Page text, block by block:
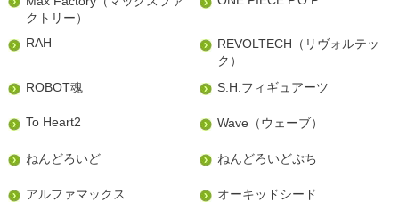
クトリー）
RAH
REVOLTECH（リヴォルテッ
ク）
ROBOT魂
S.H.フィギュアーツ
To Heart2 Wave（ウェーブ）
ねんどろいど ねんどろいどぷち
アルファマックス オーキッドシード